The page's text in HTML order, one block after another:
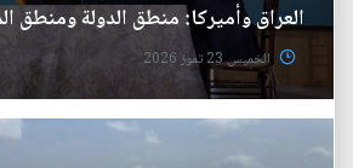
العراق وأميركا: منطق الدولة ومنطق
الخميس 23 تموز 2026